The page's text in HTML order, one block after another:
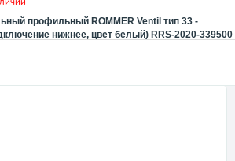
профильный ROMMER Ventil тип 33 -
нижнее, цвет белый) RRS-2020-339500